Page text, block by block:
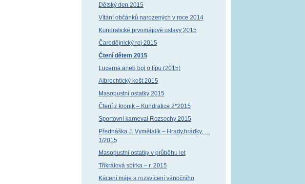
Dětský den 2015
Vítání občánků narozených v roce 2014
Kundratické prvomájové oslavy 2015
Čarodějnický rej 2015
Čtení dětem 2015
Lucerna aneb boj o lípu (2015)
Albrechtický košt 2015
Masopustní ostatky 2015
Čtení z kronik – Kundratice 2*2015
Sportovní karneval Rozsochy 2015
Přednáška J. Vymětalík – Hrady,hrádky, …
1/2015
Masopustní ostatky v průběhu let
Tříkrálová sbírka – r. 2015
Kácení máje a rozsvícení vánočního